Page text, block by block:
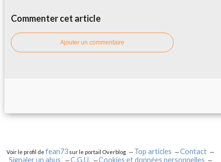
Commenter cet article
Ajouter un commentaire
Voir le profil defean73 sur le portail Overblog Top articles
Contact
Signaler un abus
C.G.U.
Cookies et données personnelles